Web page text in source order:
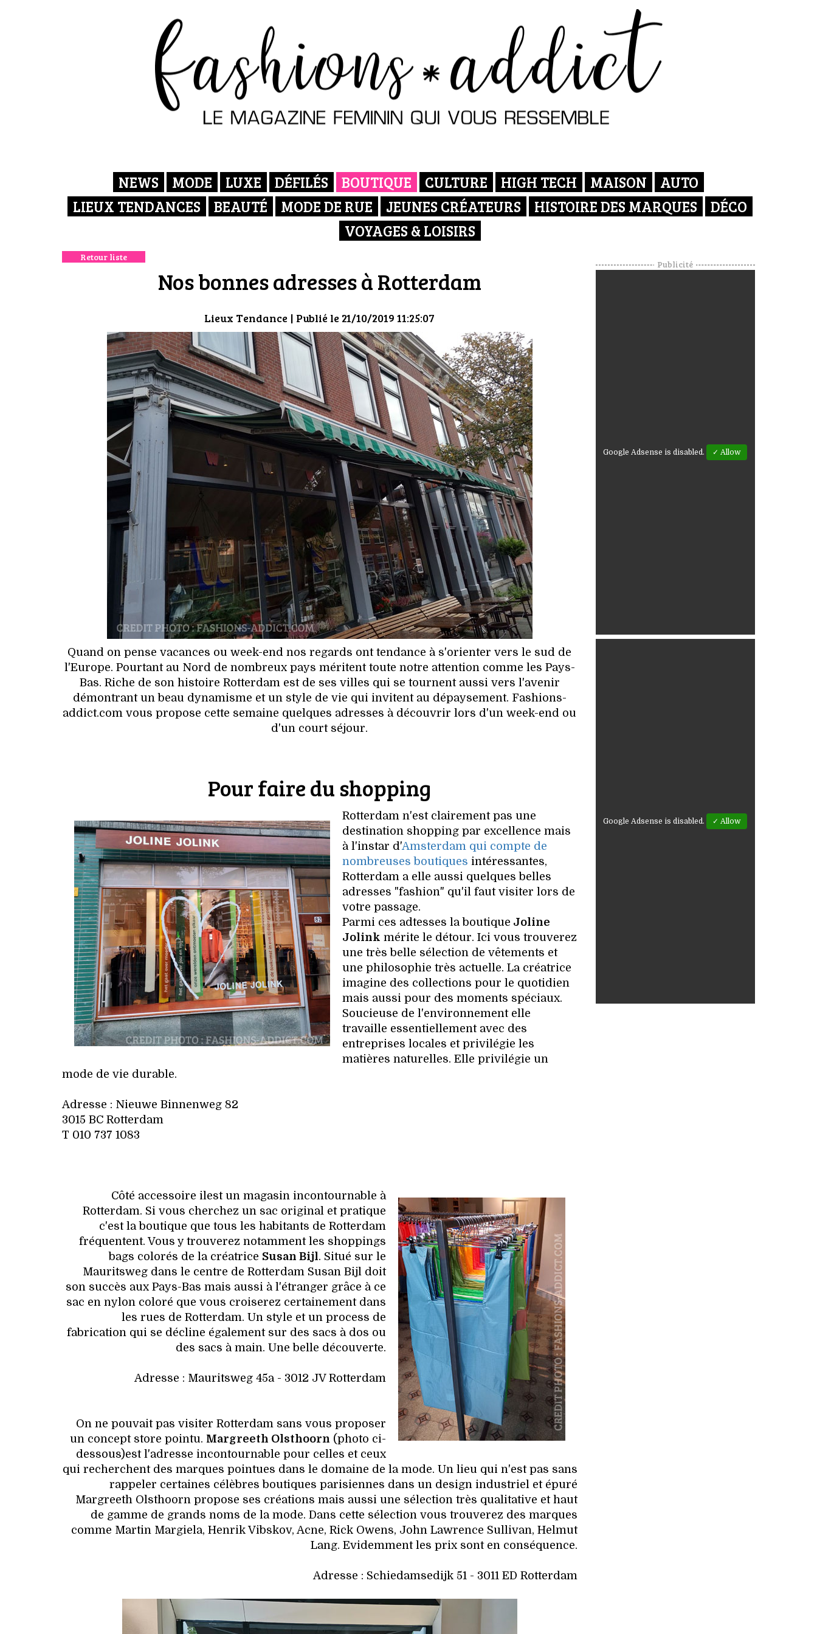
NEWS MODE LUXE DÉFILÉS BOUTIQUE CULTURE HIGH TECH MAISON
AUTO
LIEUX TENDANCES
BEAUTÉ MODE DE RUE JEUNES CRÉATEURS HISTOIRE DES MARQUES
DÉCO
VOYAGES & LOISIRS
Retour liste
Nos bonnes adresses à Rotterdam
Lieux Tendance | Publié le 21/10/2019 11:25:07
Quand on pense vacances ou week-end nos regards ont tendance à s'orienter vers le sud de
l'Europe. Pourtant au Nord de nombreux pays méritent toute notre attention comme les Pays-
Bas. Riche de son histoire Rotterdam est de ses villes qui se tournent aussi vers l'avenir
démontrant un beau dynamisme et un style de vie qui invitent au dépaysement. Fashions-
addict.com vous propose cette semaine quelques adresses à découvrir lors d'un week-end ou
d'un court séjour.
Pour faire du shopping
Rotterdam n'est clairement pas une
destination shopping par excellence mais
à l'instar d'Amsterdam qui compte de
nombreuses boutiques intéressantes,
Rotterdam a elle aussi quelques belles
adresses "fashion" qu'il faut visiter lors de
votre passage.
Parmi ces adtesses la boutique Joline
Jolink mérite le détour. Ici vous trouverez
une très belle sélection de vêtements et
une philosophie très actuelle. La créatrice
imagine des collections pour le quotidien
mais aussi pour des moments spéciaux.
Soucieuse de l'environnement elle
travaille essentiellement avec des
entreprises locales et privilégie les
matières naturelles. Elle privilégie un
mode de vie durable.
Adresse : Nieuwe Binnenweg 82
3015 BC Rotterdam
T 010 737 1083
Côté accessoire ilest un magasin incontournable à
Rotterdam. Si vous cherchez un sac original et pratique
c'est la boutique que tous les habitants de Rotterdam
fréquentent. Vous y trouverez notamment les shoppings
bags colorés de la créatrice Susan Bijl. Situé sur le
Mauritsweg dans le centre de Rotterdam Susan Bijl doit
son succès aux Pays-Bas mais aussi à l'étranger grâce à ce
sac en nylon coloré que vous croiserez certainement dans
les rues de Rotterdam. Un style et un process de
fabrication qui se décline également sur des sacs à dos ou
des sacs à main. Une belle découverte.
Adresse : Mauritsweg 45a - 3012 JV Rotterdam
On ne pouvait pas visiter Rotterdam sans vous proposer
un concept store pointu. Margreeth Olsthoorn (photo ci-
dessous)est l'adresse incontournable pour celles et ceux
qui recherchent des marques pointues dans le domaine de la mode. Un lieu qui n'est pas sans
rappeler certaines célèbres boutiques parisiennes dans un design industriel et épuré
Margreeth Olsthoorn propose ses créations mais aussi une sélection très qualitative et haut
de gamme de grands noms de la mode. Dans cette sélection vous trouverez des marques
comme Martin Margiela, Henrik Vibskov, Acne, Rick Owens, John Lawrence Sullivan, Helmut
Lang. Evidemment les prix sont en conséquence.
Adresse : Schiedamsedijk 51 - 3011 ED Rotterdam
Publicité
Google Adsense is disabled. ✓ Allow
Google Adsense is disabled. ✓ Allow